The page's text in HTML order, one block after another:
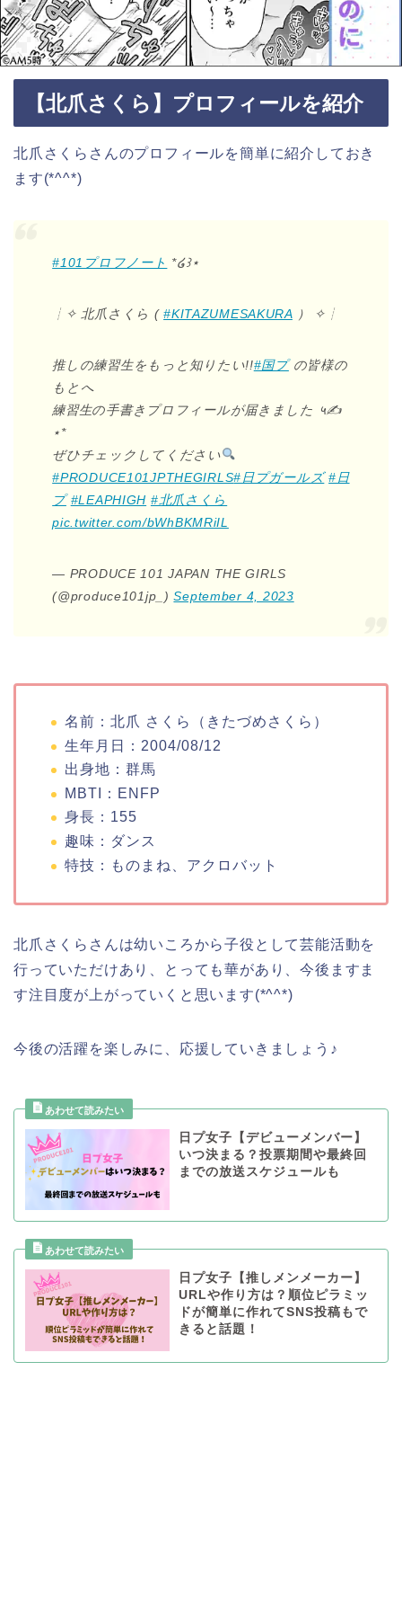
【北爪さくら】プロフィールを紹介
北爪さくらさんのプロフィールを簡単に紹介しておき
ます(*^^*)
#101プロフノート *໒꒱⋆
┊✧ 北爪さくら (#KITAZUMESAKURA） ✧┊
推しの練習生をもっと知りたい!!#国プの皆様の
もとへ
練習生の手書きプロフィールが届きました ५✍
⋆*
ぜひチェックしてください
#PRODUCE101JPTHEGIRLS#日プガールズ #日
プ #LEAPHIGH #北爪さくら
pic.twitter.com/bWhBKMRiIL
— PRODUCE 101 JAPAN THE GIRLS
(@produce101jp_)September 4, 2023
名前：北爪 さくら（きたづめさくら）
生年月日：2004/08/12
出身地：群馬
MBTI：ENFP
身長：155
趣味：ダンス
特技：ものまね、アクロバット
北爪さくらさんは幼いころから子役として芸能活動を
行っていただけあり、とっても華があり、今後ますま
す注目度が上がっていくと思います(*^^*)
今後の活躍を楽しみに、応援していきましょう♪
日プ女子【デビューメンバー】
いつ決まる？投票期間や最終回
までの放送スケジュールも
日プ女子【推しメンメーカー】
URLや作り方は？順位ピラミッ
ドが簡単に作れてSNS投稿もで
きると話題！